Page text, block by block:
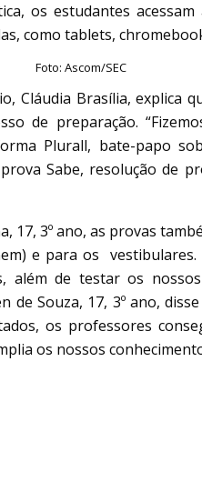
os estudantes
como tablets,
Foto: Ascom/SEC
Cláudia Brasília, explica
de preparação.
Plurall, bate-papo
Sabe, resolução de
17, 3º ano, as provas
e para os vestibulares.
além de testar os
de Souza, 17, 3º ano,
os professores
os nossos